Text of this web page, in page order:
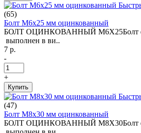
(65)
Болт М6х25 мм оцинкованный
БОЛТ ОЦИНКОВАННЫЙ М6Х25Болт
выполнен в ви..
7 р.
-
+
Купить
(47)
Болт М8х30 мм оцинкованный
БОЛТ ОЦИНКОВАННЫЙ М8Х30Болт